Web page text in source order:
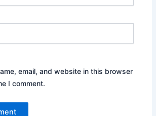
email, and website in this browser
I comment.